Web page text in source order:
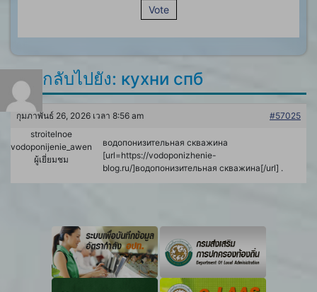
Vote
ตอบกลับไปยัง: кухни спб
กุมภาพันธ์ 26, 2026 เวลา 8:56 am
#57025
stroitelnoe
vodoponijenie_awen
ผู้เยี่ยมชม
водопонизительная скважина
[url=https://vodoponizhenie-
blog.ru/]водопонизительная скважина[/url] .